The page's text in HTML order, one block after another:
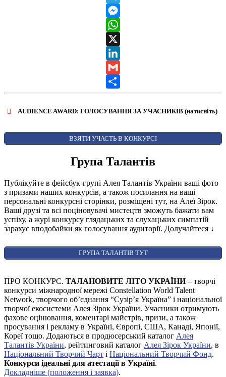
Telegram
Messenger
WhatsApp
X
LinkedIn
Gmail
Share
AUDIENCE AWARD: ГОЛОСУВАННЯ ЗА УЧАСНИКІВ (натисніть)
AUDIENCE AWARD
ВЗЯТИ УЧАСТЬ В КОНКУРСІ
Група Талантів
Публікуйте в фейсбук-групі Алея Талантів України ваші фото
з призами наших конкурсів, а також посилання на ваші
персональні конкурсні сторінки, розміщені тут, на Алеї Зірок.
Ваші друзі та всі поціновувачі мистецтв зможуть бажати вам
успіху, а журі конкурсу глядацьких та слухацьких симпатій
зарахує вподобайки як голосування аудиторії. Долучайтеся ↓
ГРУПА ТАЛАНТІВ ТУТ
ПРО КОНКУРС. ТАЛАНОВИТЕ ЛІТО УКРАЇНИ– творчі
конкурси міжнародної мережі Constellation World Talent
Network, творчого об’єднання “Сузір’я Україна” і національної
творчої екосистеми Алея Зірок України. Учасники отримують
фахове оцінювання, коментарі майстрів, призи, а також
просування і рекламу в Україні, Європі, США, Канаді, Японії,
Кореї тощо. Додаються в продюсерський каталог Алея
Талантів України, рейтинговий каталог Алея Зірок України, в
Національний Творчий Чарт і Національний Творчий Фонд.
Конкурси ідеальні для атестації в Україні.
Докладніше (положення і заявка).